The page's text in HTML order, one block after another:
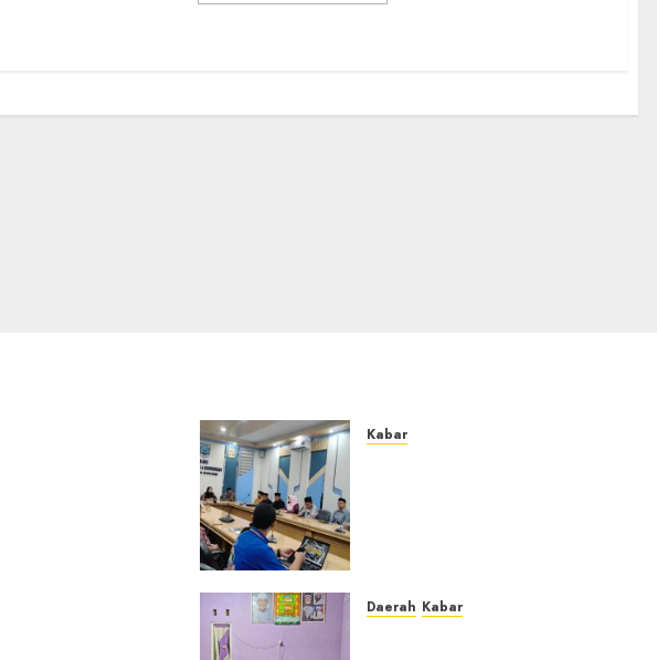
Kabar
0
Daerah Kabar